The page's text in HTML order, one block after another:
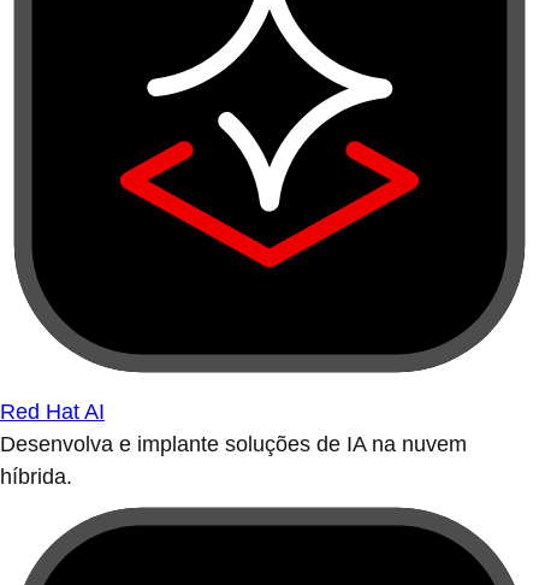
Red Hat AI
Desenvolva e implante soluções de IA na nuvem
híbrida.